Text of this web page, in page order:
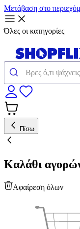
Μετάβαση στο
Όλες οι κατηγορίες
Πίσω
Καλάθι
Αφαίρεση όλων